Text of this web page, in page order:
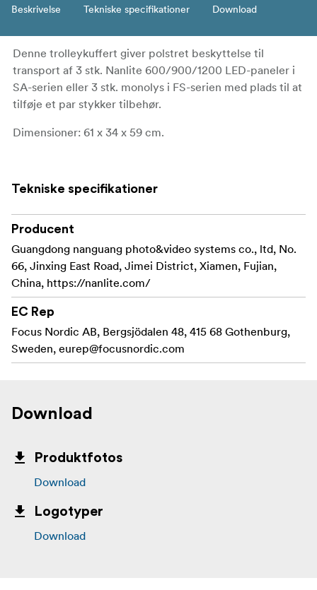
Beskrivelse Tekniske specifikationer Download
Denne trolleykuffert giver polstret beskyttelse til
transport af 3 stk. Nanlite 600/900/1200 LED-paneler i
SA-serien eller 3 stk. monolys i FS-serien med plads til at
tilføje et par stykker tilbehør.
Dimensioner: 61 x 34 x 59 cm.
Tekniske specifikationer
Producent
Guangdong nanguang photo&video systems co., ltd, No.
66, Jinxing East Road, Jimei District, Xiamen, Fujian,
China, https://nanlite.com/
EC Rep
Focus Nordic AB, Bergsjödalen 48, 415 68 Gothenburg,
Sweden, eurep@focusnordic.com
Download
Produktfotos
Download
Logotyper
Download